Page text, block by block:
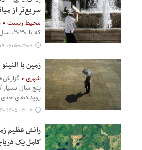
سریع‌تر از
محیط زیست
که تا ۲۰۳۰، سال گرم بی‌سابقه‌ای را تجربه خواهد کرد.
۱۴۰۵-۰۳-۰۸ ۱۳:۰۹
زمین با
شهری
پنج سال بسیار
رویدادهای
۱۴۰۵-۰۳-۰۷ ۲۲:۴۰
رانش عظیم
کامل یک